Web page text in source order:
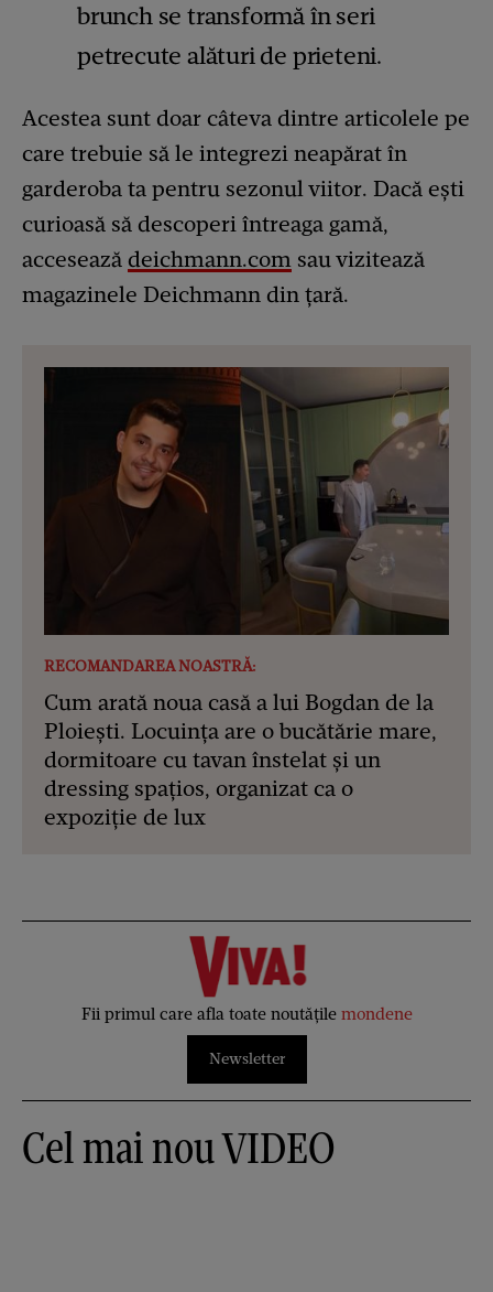
brunch se transformă în seri
petrecute alături de prieteni.
Acestea sunt doar câteva dintre articolele pe
care trebuie să le integrezi neapărat în
garderoba ta pentru sezonul viitor. Dacă ești
curioasă să descoperi întreaga gamă,
accesează deichmann.com sau vizitează
magazinele Deichmann din țară.
RECOMANDAREA NOASTRĂ:
Cum arată noua casă a lui Bogdan de la
Ploiești. Locuința are o bucătărie mare,
dormitoare cu tavan înstelat și un
dressing spațios, organizat ca o
expoziție de lux
Fii primul care afla toate noutățile mondene
Newsletter
Cel mai nou VIDEO